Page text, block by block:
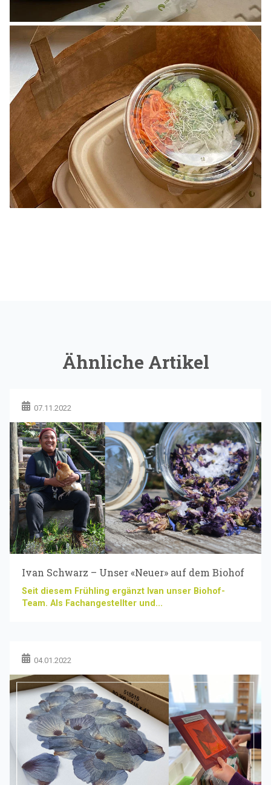
Ähnliche Artikel
07.11.2022
Ivan Schwarz – Unser «Neuer» auf dem Biohof
Seit diesem Frühling ergänzt Ivan unser Biohof-
Team. Als Fachangestellter und...
04.01.2022